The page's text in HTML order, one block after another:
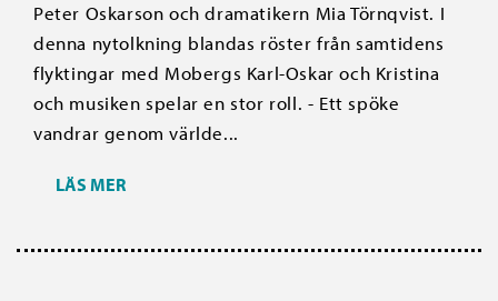
Peter Oskarson och dramatikern Mia Törnqvist. I
denna nytolkning blandas röster från samtidens
flyktingar med Mobergs Karl-Oskar och Kristina
och musiken spelar en stor roll. - Ett spöke
vandrar genom världe...
LÄS MER